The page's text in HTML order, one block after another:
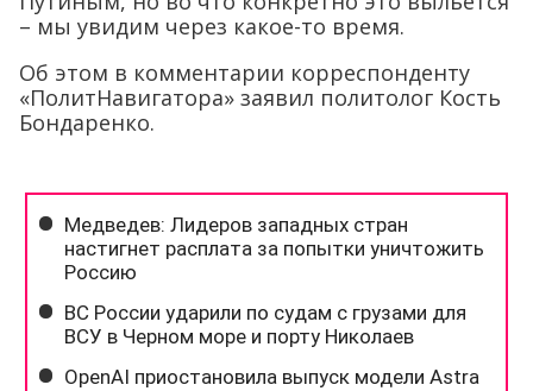
– мы увидим через какое-то время.
Об этом в комментарии корреспонденту
«ПолитНавигатора» заявил политолог Кость
Бондаренко.